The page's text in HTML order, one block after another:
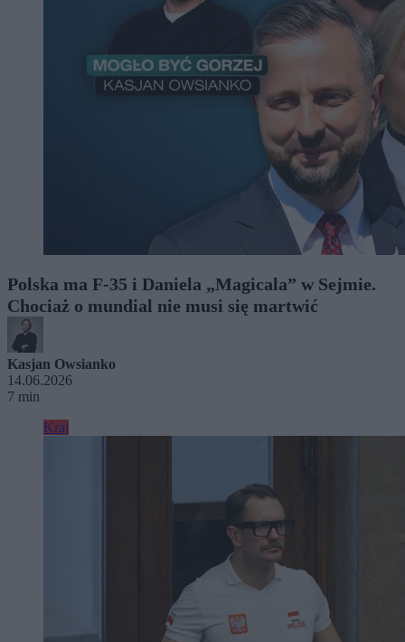
Polska ma F-35 i Daniela „Magicala” w Sejmie.
Chociaż o mundial nie musi się martwić
Kasjan Owsianko
14.06.2026
7 min
Kraj